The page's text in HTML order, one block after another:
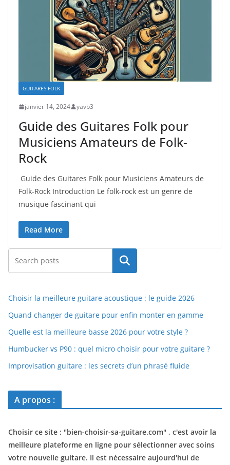
GUITARES FOLK
janvier 14, 2024 yavb3
Guide des Guitares Folk pour
Musiciens Amateurs de Folk-
Rock
⁢ Guide des Guitares Folk‍ pour Musiciens Amateurs de
Folk-Rock Introduction Le folk-rock est un genre de
musique‍ fascinant qui
Read More
Rechercher
Choisir la meilleure guitare acoustique : le guide 2026
Quand changer de guitare pour enfin monter en gamme
Quelle est la meilleure basse 2026 pour votre style ?
Humbucker vs P90 : quel micro choisir pour votre guitare ?
Improvisation guitare : les secrets d’un phrasé fluide
A propos :
Choisir ce site : "bien-choisir-sa-guitare.com" , c'est avoir la
meilleure plateforme en ligne pour sélectionner avec soins
votre nouvelle guitare. Il est nécessaire aujourd'hui de